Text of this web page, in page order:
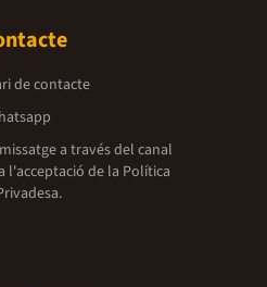
de contacte
a través del canal
l'acceptació de la Política